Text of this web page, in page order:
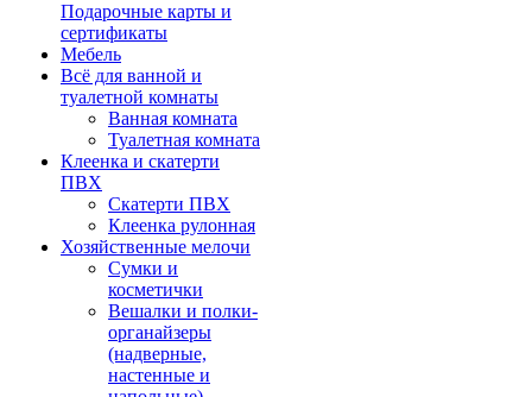
Подарочные карты и
сертификаты
Мебель
Всё для ванной и
туалетной комнаты
Ванная комната
Туалетная комната
Клеенка и скатерти
ПВХ
Скатерти ПВХ
Клеенка рулонная
Хозяйственные мелочи
Сумки и
косметички
Вешалки и полки-
органайзеры
(надверные,
настенные и